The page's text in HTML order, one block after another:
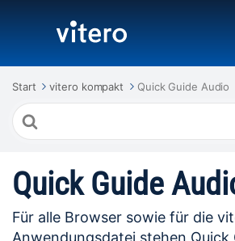
Start vitero kompakt Quick Guide Audio
Suche
nach
Quick Guide
Für alle Browser sowie für die
Anwendungsdatei stehen Quick